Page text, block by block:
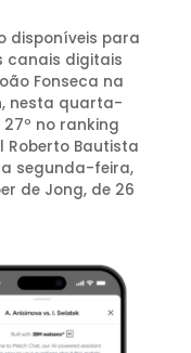
disponíveis para
canais digitais
Fonseca na
nesta quarta-
no ranking
Roberto Bautista
segunda-feira,
de Jong, de 26